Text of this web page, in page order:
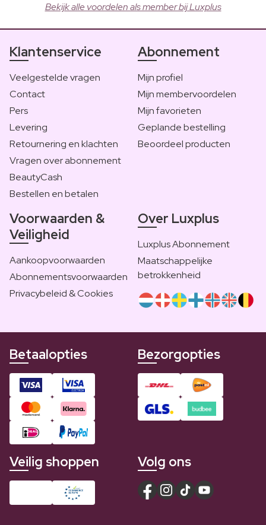
Bekijk alle voordelen als member bij Luxplus
Klantenservice
Veelgestelde vragen
Contact
Pers
Levering
Retournering en klachten
Vragen over abonnement
BeautyCash
Bestellen en betalen
Abonnement
Mijn profiel
Mijn membervoordelen
Mijn favorieten
Geplande bestelling
Beoordeel producten
Voorwaarden &
Veiligheid
Aankoopvoorwaarden
Abonnementsvoorwaarden
Privacybeleid & Cookies
Over Luxplus
Luxplus Abonnement
Maatschappelijke
betrokkenheid
Betaalopties Bezorgopties
Veilig shoppen Volg ons